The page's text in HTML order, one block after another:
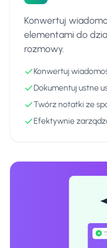
Konwertuj
elementami do
rozmowy.
Konwertuj
Dokumentuj ustne
Twórz notatki ze
Efektywnie